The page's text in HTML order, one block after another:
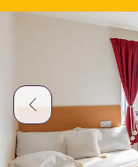
Lieux